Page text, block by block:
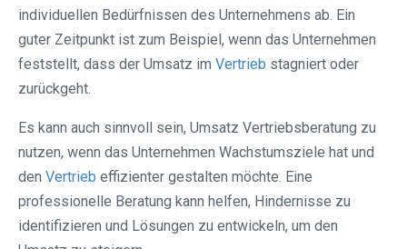
individuellen Bedürfnissen des Unternehmens ab. Ein
guter Zeitpunkt ist zum Beispiel, wenn das Unternehmen
feststellt, dass der Umsatz im Vertrieb stagniert oder
zurückgeht.
Es kann auch sinnvoll sein, Umsatz Vertriebsberatung zu
nutzen, wenn das Unternehmen Wachstumsziele hat und
den Vertrieb effizienter gestalten möchte. Eine
professionelle Beratung kann helfen, Hindernisse zu
identifizieren und Lösungen zu entwickeln, um den